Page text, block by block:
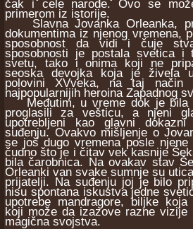
čak i cele narode. Ovo se
primerom iz istorije.
Slavna Jovanka Orleanka,
dokumentima iz njenog vremena,
sposobnost da vidi i čuje
sposobnosti je postala svetica i
svetu, tako i onima koji ne
seoska devojka koja je živela
polovini XVveka, na taj način
najpopularnijih heroina Zapadnog
Međutim, u vreme dok je bila
proglasili za vešticu, a njeni
upotrebljeni kao glavni
suđenju. Ovakvo mišljenje o
se još dugo vremena posle
čudno što je i čitav vek kasnije
bila čarobnica. Na ovakav stav
Orleanki van svake sumnje su
prijatelji. Na suđenju joj je bilo
nisu spontana iskustva jedne
upotrebe mandragore, biljke
koji može da izazove razne vizije
magična svojstva.